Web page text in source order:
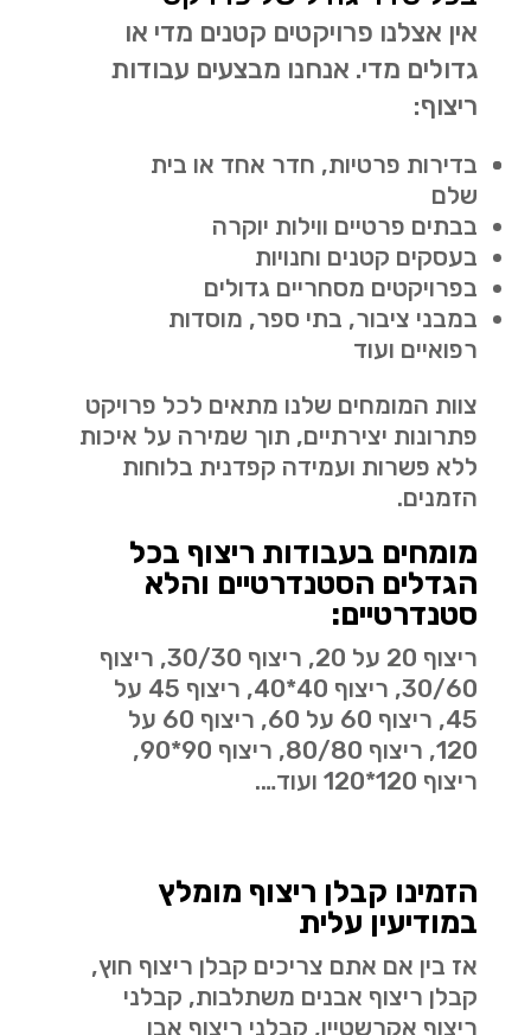
אין אצלנו פרויקטים קטנים מדי או
גדולים מדי. אנחנו מבצעים עבודות
ריצוף:
בדירות פרטיות, חדר אחד או בית
שלם
בבתים פרטיים ווילות יוקרה
בעסקים קטנים וחנויות
בפרויקטים מסחריים גדולים
במבני ציבור, בתי ספר, מוסדות
רפואיים ועוד
צוות המומחים שלנו מתאים לכל פרויקט
פתרונות יצירתיים, תוך שמירה על איכות
ללא פשרות ועמידה קפדנית בלוחות
הזמנים.
מומחים בעבודות ריצוף בכל
הגדלים הסטנדרטיים והלא
סטנדרטיים:
ריצוף 20 על 20, ריצוף 30/30, ריצוף
30/60, ריצוף 40*40, ריצוף 45 על
45, ריצוף 60 על 60, ריצוף 60 על
120, ריצוף 80/80, ריצוף 90*90,
ריצוף 120*120 ועוד….
הזמינו קבלן ריצוף מומלץ
במודיעין עלית
אז בין אם אתם צריכים קבלן ריצוף חוץ,
קבלן ריצוף אבנים משתלבות, קבלני
ריצוף אקרשטיין, קבלני ריצוף אבן